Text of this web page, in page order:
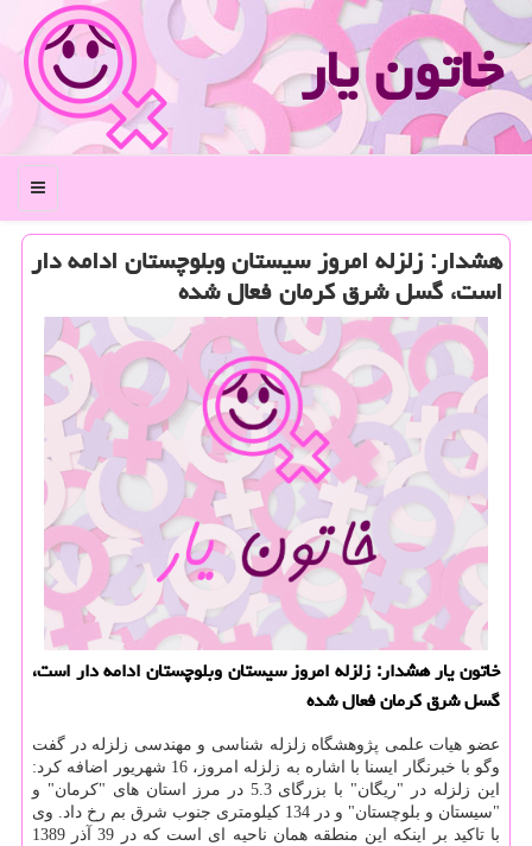
خاتون یار
منو
هشدار: زلزله امروز سیستان وبلوچستان ادامه دار
است، گسل شرق كرمان فعال شده
خاتون یار هشدار: زلزله امروز سیستان وبلوچستان ادامه دار است،
گسل شرق كرمان فعال شده
عضو هیات علمی پژوهشگاه زلزله شناسی و مهندسی زلزله در گفت
وگو با خبرنگار ایسنا با اشاره به زلزله امروز، 16 شهریور اضافه كرد:
این زلزله در "ریگان" با بزرگای 5.3 در مرز استان های "كرمان" و
"سیستان و بلوچستان" و در 134 كیلومتری جنوب شرق بم رخ داد. وی
با تاكید بر اینكه این منطقه همان ناحیه ای است كه در 39 آذر 1389